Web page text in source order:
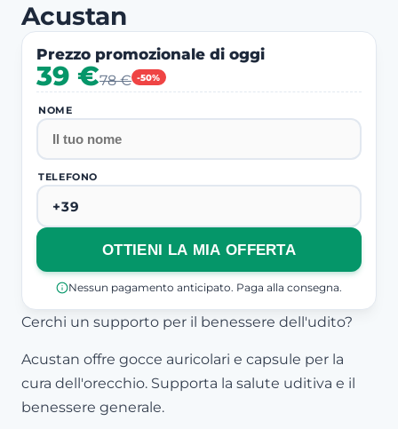
Acustan
Prezzo promozionale di oggi
-50%
39 €78 €
NOME
TELEFONO
OTTIENI LA MIA OFFERTA
Nessun pagamento anticipato. Paga alla consegna.
Cerchi un supporto per il benessere dell'udito?
Acustan offre gocce auricolari e capsule per la
cura dell'orecchio. Supporta la salute uditiva e il
benessere generale.